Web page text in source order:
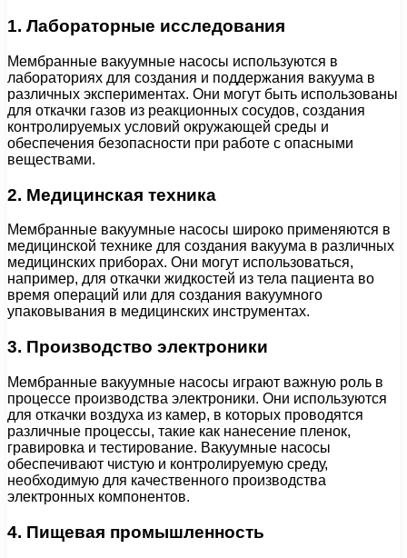
1. Лабораторные исследования
Мембранные вакуумные насосы используются в
лабораториях для создания и поддержания вакуума в
различных экспериментах. Они могут быть использованы
для откачки газов из реакционных сосудов, создания
контролируемых условий окружающей среды и
обеспечения безопасности при работе с опасными
веществами.
2. Медицинская техника
Мембранные вакуумные насосы широко применяются в
медицинской технике для создания вакуума в различных
медицинских приборах. Они могут использоваться,
например, для откачки жидкостей из тела пациента во
время операций или для создания вакуумного
упаковывания в медицинских инструментах.
3. Производство электроники
Мембранные вакуумные насосы играют важную роль в
процессе производства электроники. Они используются
для откачки воздуха из камер, в которых проводятся
различные процессы, такие как нанесение пленок,
гравировка и тестирование. Вакуумные насосы
обеспечивают чистую и контролируемую среду,
необходимую для качественного производства
электронных компонентов.
4. Пищевая промышленность